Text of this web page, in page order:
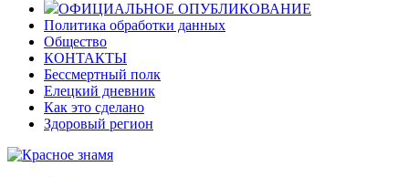
ОФИЦИАЛЬНОЕ ОПУБЛИКОВАНИЕ
Политика обработки данных
Общество
КОНТАКТЫ
Бессмертный полк
Елецкий дневник
Как это сделано
Здоровый регион